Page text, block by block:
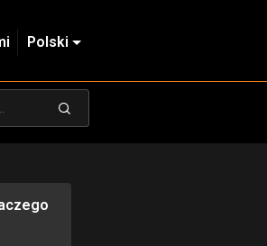
Polski